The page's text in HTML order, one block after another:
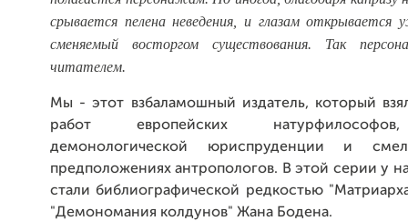
срывается пелена неведения, и глазам открывается
сменяемый восторгом существования. Так
читателем.
Мы - этот взбаламошный издатель, который
работ европейских
демонологической юриспруденции и
предположениях антропологов. В этой серии у
стали библиографической редкостью
"Демономания колдунов" Жана Бодена.